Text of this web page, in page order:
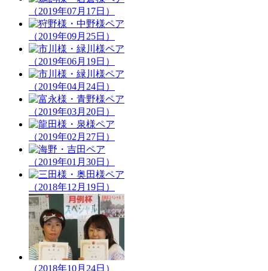
（2019年07月17日）
（2019年09月25日）
（2019年06月19日）
（2019年04月24日）
（2019年03月20日）
（2019年02月27日）
（2019年01月30日）
（2018年12月19日）
（2018年10月24日）